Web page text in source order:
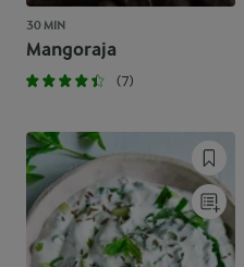
30 MIN
Mangoraja
(7)